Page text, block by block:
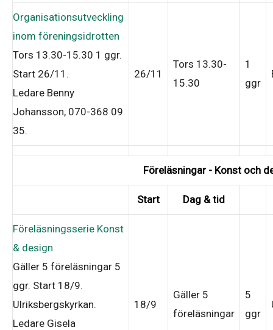
Organisationsutveckling
inom föreningsidrotten
Tors 13.30-15.30 1 ggr.
Start 26/11 .
Ledare Benny
Johansson, 070-368 09
35.
26/11
Tors 13.30-
15.30
1
ggr
Föreläsningar - Konst och
Start Dag & tid
Föreläsningsserie Konst
& design
Gäller 5 föreläsningar 5
ggr. Start 18/9.
Ulriksbergskyrkan.
Ledare Gisela
18/9
Gäller 5
föreläsningar
5
ggr